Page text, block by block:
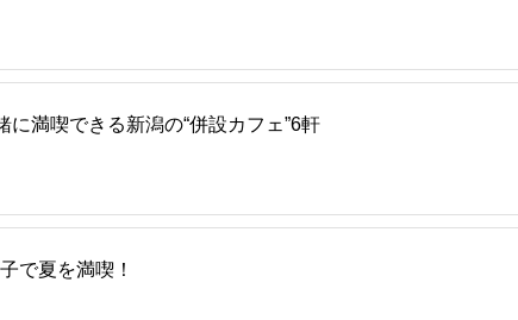
満喫できる新潟の“併設カフェ”6軒
で夏を満喫！